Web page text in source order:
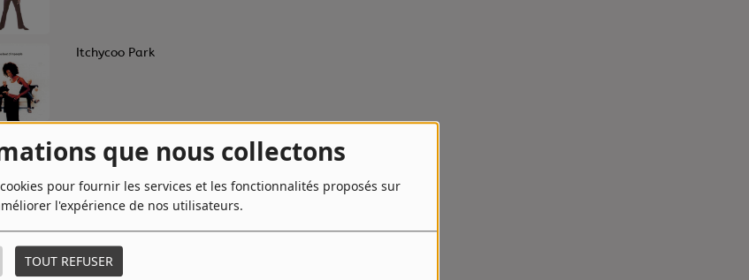
que nous collectons
pour fournir les services et les fonctionnalités proposés sur
l'expérience de nos utilisateurs.
TOUT REFUSER
Itchycoo Park